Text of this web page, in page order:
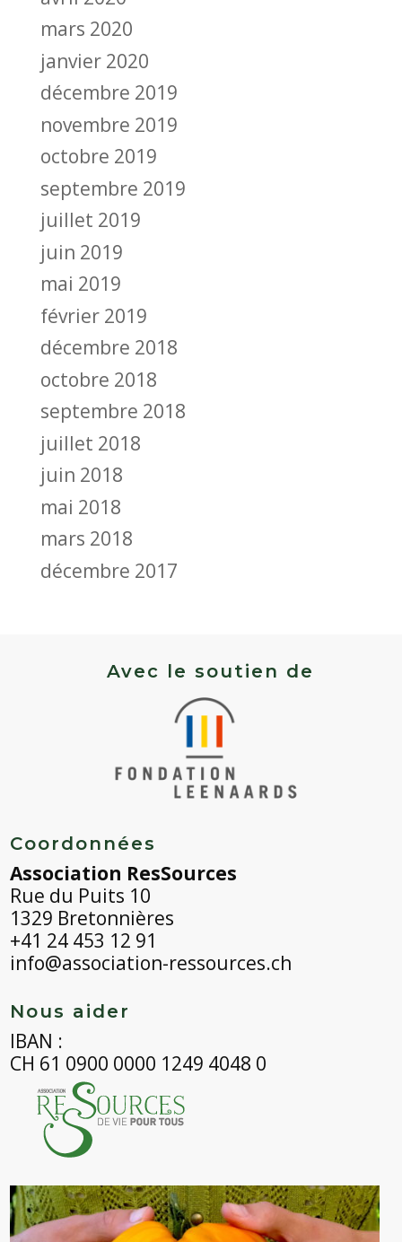
mars 2020
janvier 2020
décembre 2019
novembre 2019
octobre 2019
septembre 2019
juillet 2019
juin 2019
mai 2019
février 2019
décembre 2018
octobre 2018
septembre 2018
juillet 2018
juin 2018
mai 2018
mars 2018
décembre 2017
Avec le soutien de
Coordonnées
Association ResSources
Rue du Puits 10
1329 Bretonnières
+41 24 453 12 91
info@association-ressources.ch
Nous aider
IBAN :
CH 61 0900 0000 1249 4048 0